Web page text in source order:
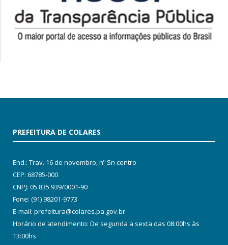
PREFEITURA DE COLARES
End.: Trav. 16 de novembro, nº Sn centro
CEP: 68785-000
CNPJ: 05.835.939/0001-90
Fone: (91) 98201-9773
E-mail: prefeitura@colares.pa.gov.br
Horário de atendimento: De segunda a sexta das 08:00hs às
13:00hs